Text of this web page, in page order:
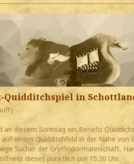
Quidditchspiel in
an diesem Sonntag ein Benefiz
auf einem Quidditchfeld in der Nähe
Sucher der Gryffindormannschaft,
dieses pünktlich um 15:30 Uhr.